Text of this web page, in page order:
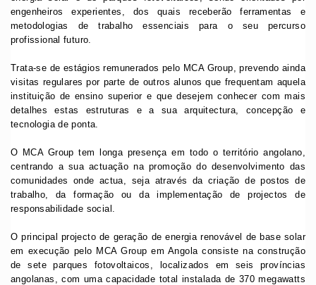
engenheiros experientes, dos quais receberão ferramentas e
metodologias de trabalho essenciais para o seu percurso
profissional futuro.
Trata-se de estágios remunerados pelo MCA Group, prevendo ainda
visitas regulares por parte de outros alunos que frequentam aquela
instituição de ensino superior e que desejem conhecer com mais
detalhes estas estruturas e a sua arquitectura, concepção e
tecnologia de ponta.
O MCA Group tem longa presença em todo o território angolano,
centrando a sua actuação na promoção do desenvolvimento das
comunidades onde actua, seja através da criação de postos de
trabalho, da formação ou da implementação de projectos de
responsabilidade social.
O principal projecto de geração de energia renovável de base solar
em execução pelo MCA Group em Angola consiste na construção
de sete parques fotovoltaicos, localizados em seis províncias
angolanas, com uma capacidade total instalada de 370 megawatts